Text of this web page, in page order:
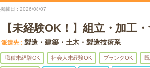
掲載日 2026/08/07
【未経験OK！】組立・加工
派遣先 製造・建築・土木・製造技術系
職種未経験OK 社会人未経験OK ブランクOK